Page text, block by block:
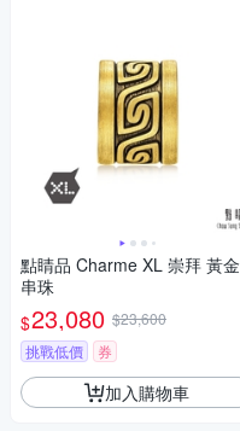
點睛品 Charme XL 崇拜 黃金
串珠
$23,080 $23,600
挑戰低價
券
加入購物車